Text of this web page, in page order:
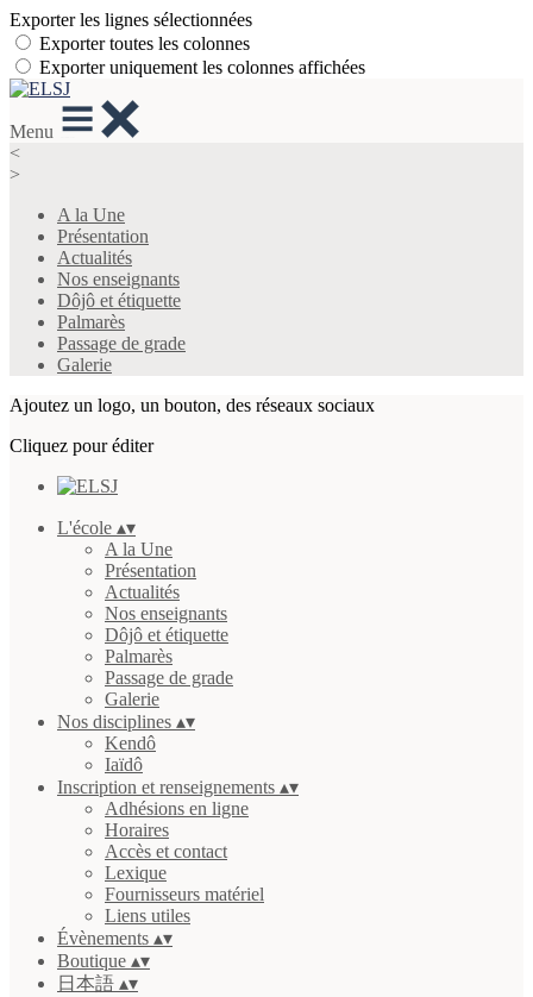
Exporter les lignes sélectionnées
Exporter toutes les colonnes
Exporter uniquement les colonnes affichées
Menu
<
>
A la Une
Présentation
Actualités
Nos enseignants
Dôjô et étiquette
Palmarès
Passage de grade
Galerie
Ajoutez un logo, un bouton, des réseaux sociaux
Cliquez pour éditer
L'école ▴▾
A la Une
Présentation
Actualités
Nos enseignants
Dôjô et étiquette
Palmarès
Passage de grade
Galerie
Nos disciplines ▴▾
Kendô
Iaïdô
Inscription et renseignements ▴▾
Adhésions en ligne
Horaires
Accès et contact
Lexique
Fournisseurs matériel
Liens utiles
Évènements ▴▾
Boutique ▴▾
日本語 ▴▾